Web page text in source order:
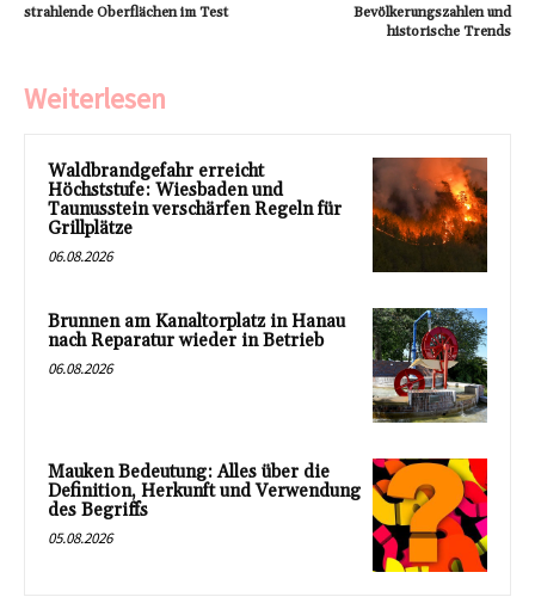
strahlende Oberflächen im Test
Bevölkerungszahlen und
historische Trends
Weiterlesen
Waldbrandgefahr erreicht
Höchststufe: Wiesbaden und
Taunusstein verschärfen Regeln für
Grillplätze
06.08.2026
Brunnen am Kanaltorplatz in Hanau
nach Reparatur wieder in Betrieb
06.08.2026
Mauken Bedeutung: Alles über die
Definition, Herkunft und Verwendung
des Begriffs
05.08.2026